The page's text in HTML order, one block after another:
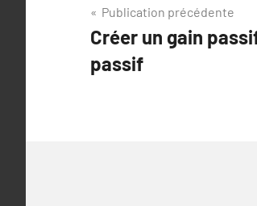
Navigation
de
l’article
Publication précédente
Créer un gain
passif